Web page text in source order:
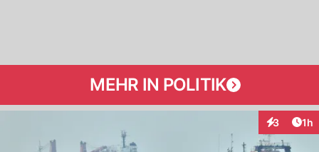
MEHR IN POLITIK
3 1h